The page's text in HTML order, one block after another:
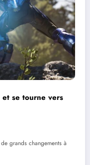
se tourne vers
grands changements à